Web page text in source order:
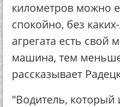
километров можно
спокойно, без
агрегата есть свой
машина, тем
рассказывает
"Водитель,